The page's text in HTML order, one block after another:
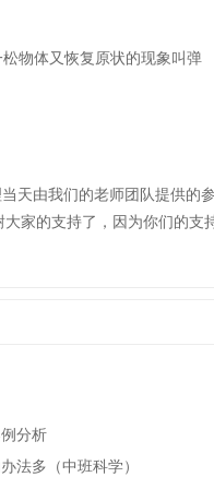
物体又恢复原状的现象叫弹
天由我们的老师团队提供的
家的支持了，因为你们的支
分析
法多（中班科学）